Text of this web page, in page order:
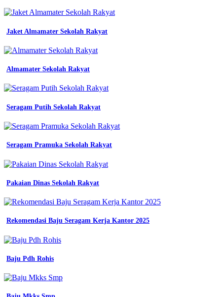
desain
kaos
Baju
Training
Baju
Wearpack
Smk
murah
vendor
kaos
promosi
kaos
olahraga
jual
baju
garuda
sma
oxford
Jaket Almamater Sekolah Rakyat
Almamater Sekolah Rakyat
Seragam Putih Sekolah Rakyat
Seragam Pramuka Sekolah Rakyat
Pakaian Dinas Sekolah Rakyat
Rekomendasi Baju Seragam Kerja Kantor 2025
Baju Pdh Rohis